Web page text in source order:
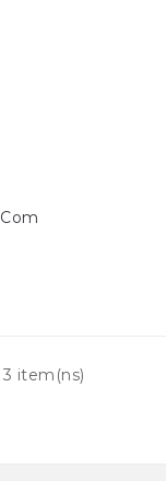
item(ns)